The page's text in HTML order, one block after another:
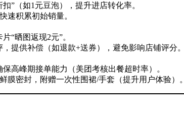
扣”（如1元豆泡），提升进店转化率。
速积累初始销量。
“晒图返现2元”。
，提供补偿（如退款+送券），避免影响店铺评分。
保高峰期接单能力（美团考核出餐超时率）。
膜密封，附赠一次性围裙/手套（提升用户体验）。